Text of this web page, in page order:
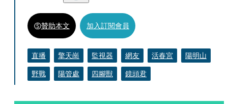
贊助本文 加入訂閱會員
直播 擎天崗 監視器 網友 活春宮
陽明山
野戰
陽管處 四腳獸 鏡頭君